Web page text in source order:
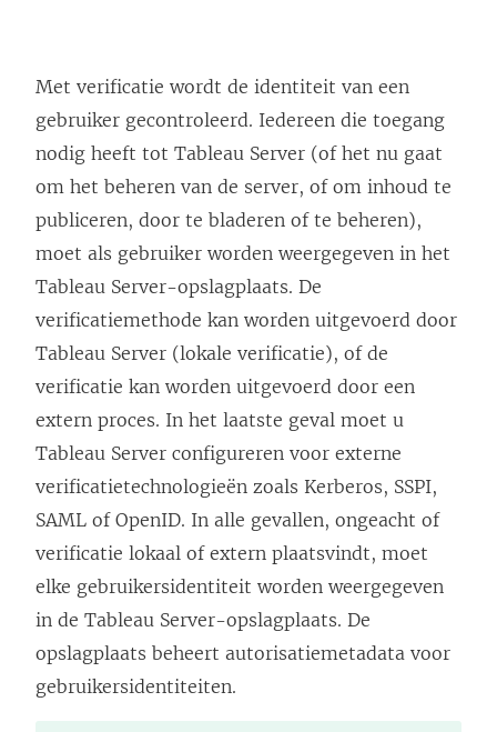
Met verificatie wordt de identiteit van een
gebruiker gecontroleerd. Iedereen die toegang
nodig heeft tot Tableau Server (of het nu gaat
om het beheren van de server, of om inhoud te
publiceren, door te bladeren of te beheren),
moet als gebruiker worden weergegeven in het
Tableau Server-opslagplaats. De
verificatiemethode kan worden uitgevoerd door
Tableau Server (lokale verificatie), of de
verificatie kan worden uitgevoerd door een
extern proces. In het laatste geval moet u
Tableau Server configureren voor externe
verificatietechnologieën zoals Kerberos, SSPI,
SAML of OpenID. In alle gevallen, ongeacht of
verificatie lokaal of extern plaatsvindt, moet
elke gebruikersidentiteit worden weergegeven
in de Tableau Server-opslagplaats. De
opslagplaats beheert autorisatiemetadata voor
gebruikersidentiteiten.